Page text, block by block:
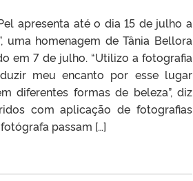
apresenta até o dia 15 de julho a
uma homenagem de Tânia Bellora
em 7 de julho. “Utilizo a fotografia
meu encanto por esse lugar
diferentes formas de beleza”, diz
com aplicação de fotografias
passam […]